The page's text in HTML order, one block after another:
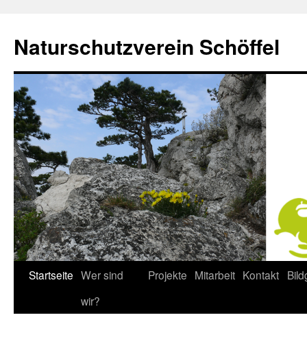
Naturschutzverein Schöffel
Zum
Startseite Wer sind
wir?
Projekte Mitarbeit Kontakt